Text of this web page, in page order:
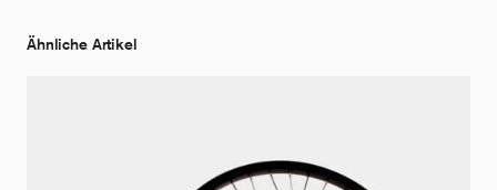
Ähnliche Artikel